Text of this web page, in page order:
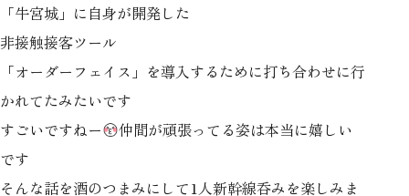
「牛宮城」に自身が開発した
非接触接客ツール
「オーダーフェイス」を導入するために打ち合わせに行
かれてたみたいです
すごいですねー
仲間が頑張ってる姿は本当に嬉しい
です
そんな話を酒のつまみにして1人新幹線呑みを楽しみま